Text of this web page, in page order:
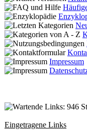
Impressum
Eingetragene Links